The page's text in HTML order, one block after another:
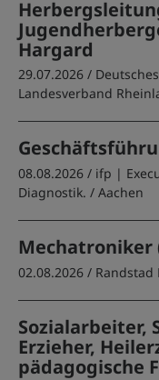
Hargard
29.07.2026 /
Landesverband
08.08.2026 / ifp |
Diagnostik. / Aachen
Mechatroniker
02.08.2026 / Randstad
Sozialarbeiter,
Erzieher,
pädagogische